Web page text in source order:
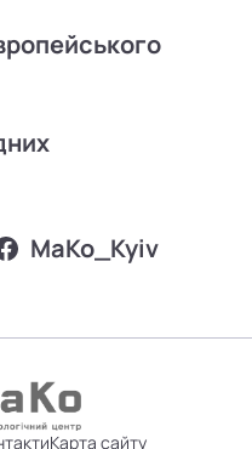
MаKo_Kyiv
Карта сайту